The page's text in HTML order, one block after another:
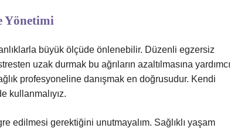
Yönetimi
büyük ölçüde önlenebilir. Düzenli egzersiz
uzak durmak bu ağrıların azaltılmasına yardımcı
profesyoneline danışmak en doğrusudur. Kendi
kullanmalıyız.
edilmesi gerektiğini unutmayalım. Sağlıklı yaşam